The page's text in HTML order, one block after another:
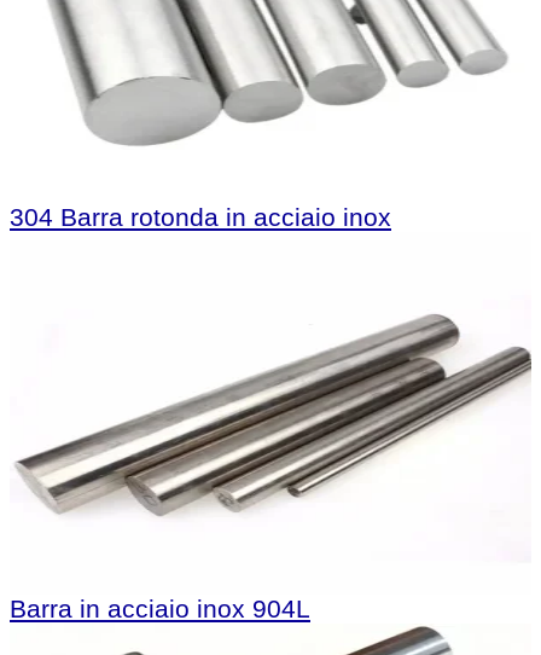
304 Barra rotonda in acciaio inox
Barra in acciaio inox 904L